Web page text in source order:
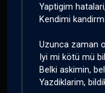
Yaptigim
Kendimi
Uzunca zaman
Iyi mi kötü mü
Belki askimin,
Yazdiklarim,